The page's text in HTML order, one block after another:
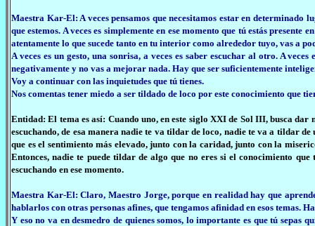
Maestra Kar-El: A veces pensamos que necesitamos estar en determinado
que estemos. A veces es simplemente en ese momento que tú estás
atentamente lo que sucede tanto en tu interior como alrededor tuyo, vas a
A veces es un gesto, una sonrisa, a veces es saber escuchar al otro. A
negativamente y no vas a mejorar nada. Hay que ser suficientemente
Voy a continuar con las inquietudes que tú tienes.
Nos comentas tener miedo a ser tildado de loco por este conocimiento que
Entidad: El tema es así: Cuando uno, en este siglo XXI de Sol III, busca dar
escuchando, de esa manera nadie te va tildar de loco, nadie te va a tildar
que es el sentimiento más elevado, junto con la caridad, junto con la
Entonces, nadie te puede tildar de algo que no eres si el conocimiento
escuchando en ese momento.
Maestra Kar-El: Claro, Maestro Jorge, porque en realidad hay que
hablarlos con otras personas afines, que tengamos afinidad en esos temas.
Y eso no va en desmedro de quienes somos, lo importante es que tú sepas